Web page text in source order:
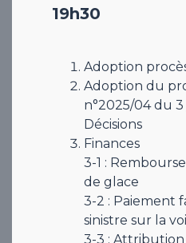
19h30
Adoption
Adoption du
n°2025/04 du
Décisions
Finances
3-1 :
de glace
3-2 : Paiement
sinistre sur la
3-3 :